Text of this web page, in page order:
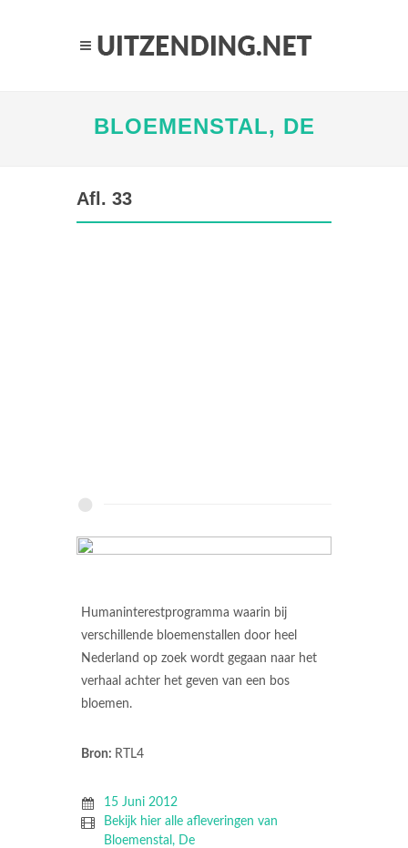
BLOEMENSTAL, DE
Afl. 33
Humaninterestprogramma waarin bij
verschillende bloemenstallen door heel
Nederland op zoek wordt gegaan naar het
verhaal achter het geven van een bos
bloemen.
Bron: RTL4
15 Juni 2012
Bekijk hier alle afleveringen van
Bloemenstal, De